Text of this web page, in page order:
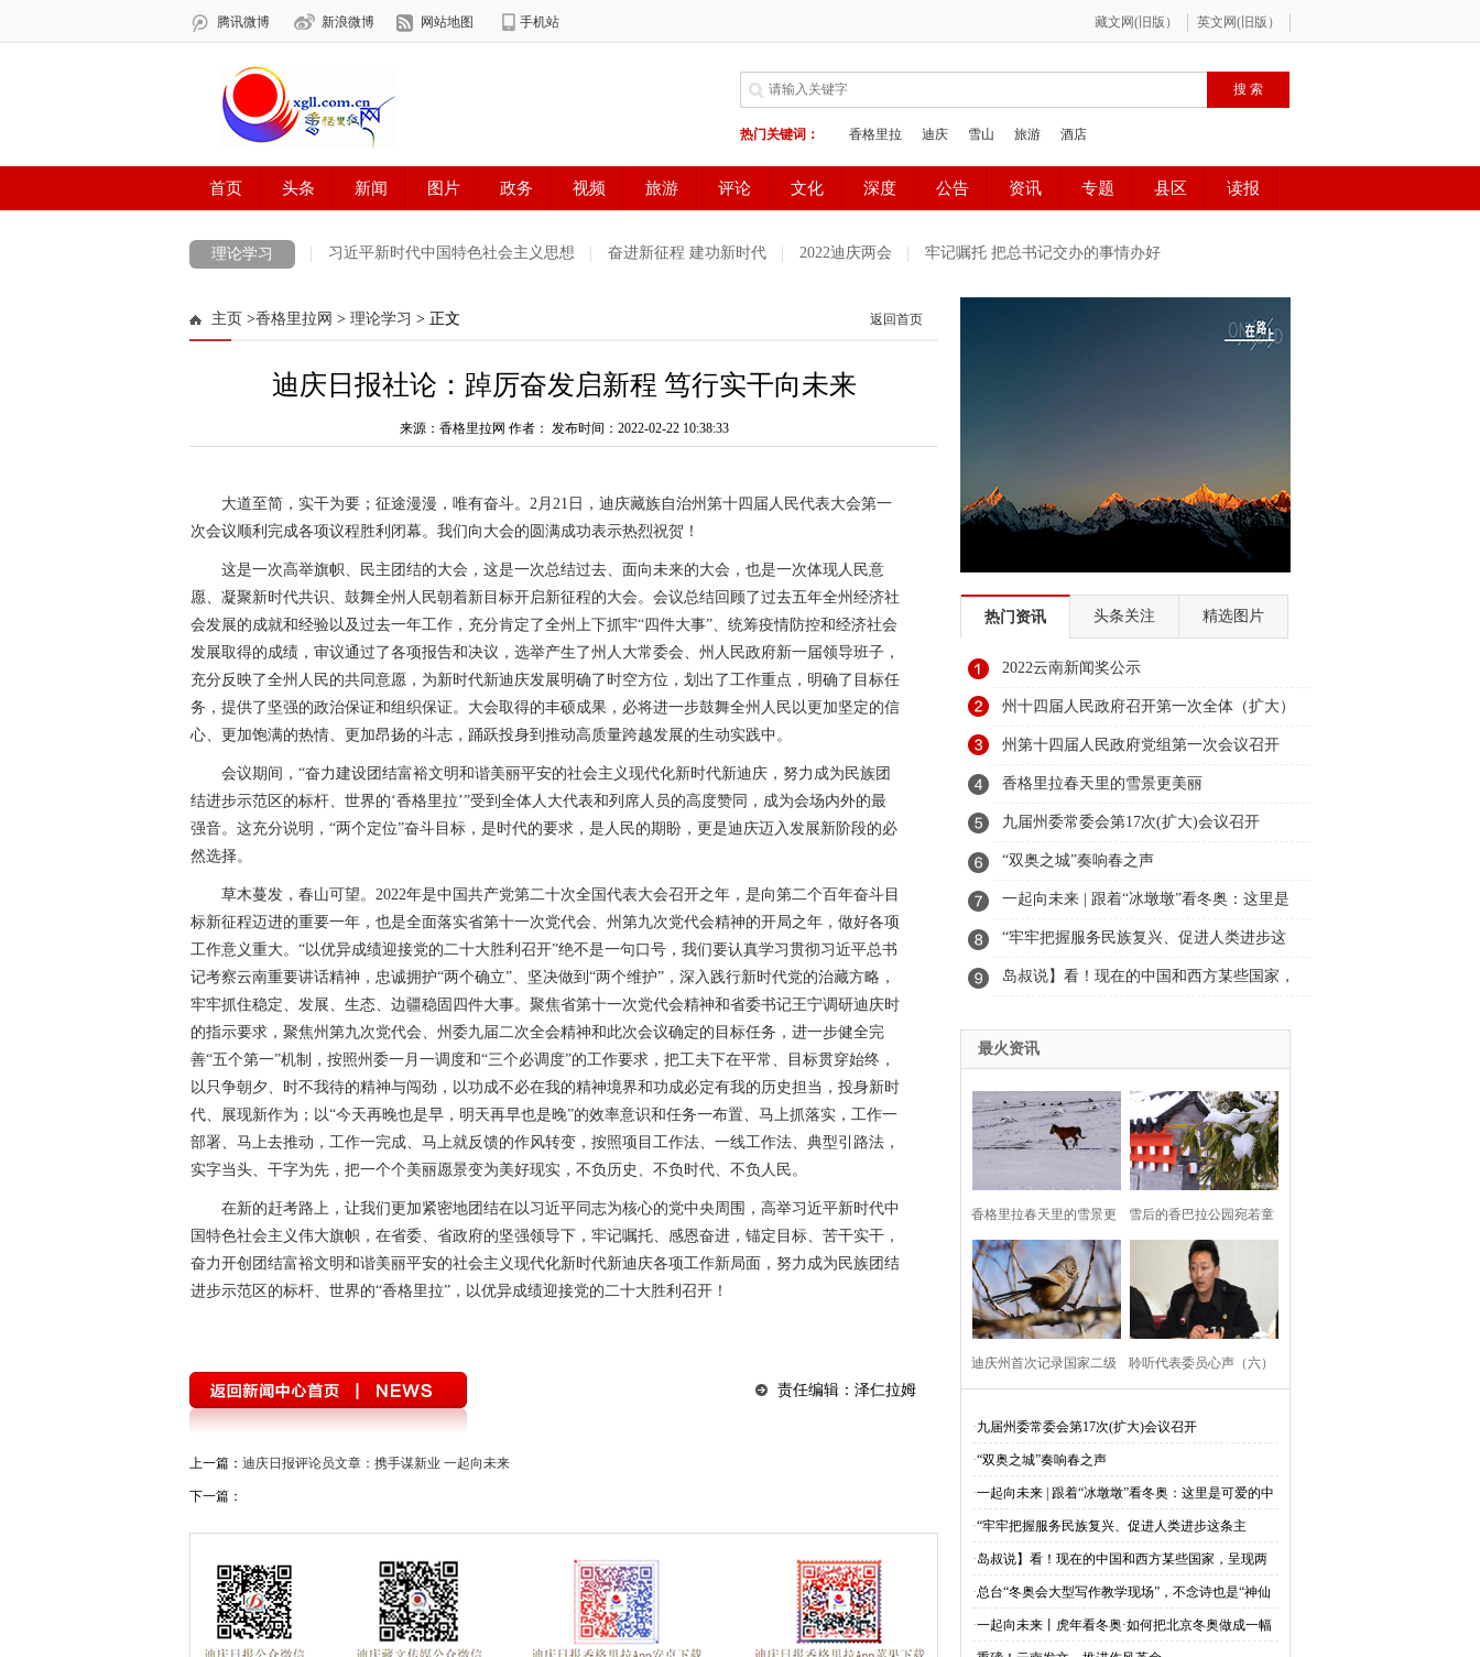
理论学习 习近平新时代中国特色社会主义思想 奋进新征程 建功新时代 2022迪庆两会 牢记嘱托 把总书记交办的事情办好
2022云南新闻奖公示 迪庆州第九次党代会
法治宣传一日一说法
习近平法治思想 学习贯彻党的十九届六中全会精神 2021国家网络安全宣传周 国际教育宣传
网络中国节·中秋 山河岁月 筑牢“反分裂 反渗透”铜墙铁壁
涉历史虚无主义有害信息举报专区 第二届“彩云杯”网评大赛
全民国家安全教育日 迪庆州生物多样性图片展示 创建生态文明示范州 展望十四五开启新征程
“致敬抗疫‘无名英雄’” 决战决胜脱贫攻坚每日一播报 众志成城 团结奋进 抗击疫情 预防艾滋 珍爱生命 “时代楷模”朱有勇
学习贯彻党的十九届四中全会精神 “不忘初心 牢记使命”主题教育 2018年“世界艾滋病日”宣传活动
习近平外交思想
“庆祝中华人民共和国成立70周年”优秀歌曲 坚持扫黄打非 2019年网络诚信宣传 迪庆“扶贫攻坚”手机摄影大赛 2018赛马节
坚决打赢脱贫攻坚战 绿水青山就是金山银山 壮阔东方潮 奋进新时代 崇尚英雄 精忠报国——我们家的报国故事
美丽中国长江行——共舞长江经济带·生态篇 纪念马克思诞辰200周年 2018年千名干部下基层促脱贫保稳定 2018全国两会 幸福的奋斗者
反邪教宣传教育 全面深化改革 迪庆在行动
学习贯彻党的十九大精神 党的十九大 不忘初心继续前进 迪庆藏族自治州成立60周年 拥护核心 心向北京
环境保护督察“回头看”整改专栏 习近平：绿水青山就是金山银山 喜迎十九大 砥砺奋进的五年
中国共产党云南省第十次代表大会 “聚焦中央经济工作会议”“治国理政进行时” 维西县移民局
森林防火人人有责 严禁一切野外用火 “挂包帮、走转访”
媒体眼中的斯那定珠 “两学一做”与党章党规“进党校、进课堂、进媒体” 迪庆最美人物发布厅 组织部换届 2016迪庆两会
理论学习 这三年 全面开展法治宣传教育 夯实依法治州工作基础 廉洁自律准则 学习贯彻落实十八届五中全会精神
迪庆首届手机图片微视频大赛 西藏成立50周年 纪念抗战胜利70周年 十三五规划建言献策 2015赛马节
中国梦高原情 环境综合整治建设美丽迪庆
三县一区 云南强基惠农 烟草 2014民运会 2014赛马节 州级道德模范候选人名单 2014迪庆两会 党的群众路线教育实践活动
2013赛马节 2013两会
学习杨善洲 报社“走转改”活动专栏
学习贯彻七一重要讲话精神 州第七次党代会 改革开放30年 解放思想
贯彻落实习近平考察云南讲话精神
香格里拉飞羽天堂 好网民看两会 网络中国节清明
社会主义核心价值观 习近平总书记在庆祝中国共产党成立一百周年大会上的讲话 网络中国节元宵
主页 >香格里拉网 > 理论学习 > 正文 返回首页
迪庆日报社论：踔厉奋发启新程 笃行实干向未来
来源：香格里拉网 作者： 发布时间：2022-02-22 10:38:33
大道至简，实干为要；征途漫漫，唯有奋斗。2月21日，迪庆藏族自治州第十四届人民代表大会第一
次会议顺利完成各项议程胜利闭幕。我们向大会的圆满成功表示热烈祝贺！
这是一次高举旗帜、民主团结的大会，这是一次总结过去、面向未来的大会，也是一次体现人民意
愿、凝聚新时代共识、鼓舞全州人民朝着新目标开启新征程的大会。会议总结回顾了过去五年全州经济社
会发展的成就和经验以及过去一年工作，充分肯定了全州上下抓牢“四件大事”、统筹疫情防控和经济社会
发展取得的成绩，审议通过了各项报告和决议，选举产生了州人大常委会、州人民政府新一届领导班子，
充分反映了全州人民的共同意愿，为新时代新迪庆发展明确了时空方位，划出了工作重点，明确了目标任
务，提供了坚强的政治保证和组织保证。大会取得的丰硕成果，必将进一步鼓舞全州人民以更加坚定的信
心、更加饱满的热情、更加昂扬的斗志，踊跃投身到推动高质量跨越发展的生动实践中。
会议期间，“奋力建设团结富裕文明和谐美丽平安的社会主义现代化新时代新迪庆，努力成为民族团
结进步示范区的标杆、世界的‘香格里拉’”受到全体人大代表和列席人员的高度赞同，成为会场内外的最
强音。这充分说明，“两个定位”奋斗目标，是时代的要求，是人民的期盼，更是迪庆迈入发展新阶段的必
然选择。
草木蔓发，春山可望。2022年是中国共产党第二十次全国代表大会召开之年，是向第二个百年奋斗目
标新征程迈进的重要一年，也是全面落实省第十一次党代会、州第九次党代会精神的开局之年，做好各项
工作意义重大。“以优异成绩迎接党的二十大胜利召开”绝不是一句口号，我们要认真学习贯彻习近平总书
记考察云南重要讲话精神，忠诚拥护“两个确立”、坚决做到“两个维护”，深入践行新时代党的治藏方略，
牢牢抓住稳定、发展、生态、边疆稳固四件大事。聚焦省第十一次党代会精神和省委书记王宁调研迪庆时
的指示要求，聚焦州第九次党代会、州委九届二次全会精神和此次会议确定的目标任务，进一步健全完
善“五个第一”机制，按照州委一月一调度和“三个必调度”的工作要求，把工夫下在平常、目标贯穿始终，
以只争朝夕、时不我待的精神与闯劲，以功成不必在我的精神境界和功成必定有我的历史担当，投身新时
代、展现新作为；以“今天再晚也是早，明天再早也是晚”的效率意识和任务一布置、马上抓落实，工作一
部署、马上去推动，工作一完成、马上就反馈的作风转变，按照项目工作法、一线工作法、典型引路法，
实字当头、干字为先，把一个个美丽愿景变为美好现实，不负历史、不负时代、不负人民。
在新的赶考路上，让我们更加紧密地团结在以习近平同志为核心的党中央周围，高举习近平新时代中
国特色社会主义伟大旗帜，在省委、省政府的坚强领导下，牢记嘱托、感恩奋进，锚定目标、苦干实干，
奋力开创团结富裕文明和谐美丽平安的社会主义现代化新时代新迪庆各项工作新局面，努力成为民族团结
进步示范区的标杆、世界的“香格里拉”，以优异成绩迎接党的二十大胜利召开！
责任编辑：泽仁拉姆
上一篇： 迪庆日报评论员文章：携手谋新业 一起向未来
下一篇：
热门资讯 头条关注 精选图片
2022云南新闻奖公示
州十四届人民政府召开第一次全体（扩大）
会议
州第十四届人民政府党组第一次会议召开
香格里拉春天里的雪景更美丽
九届州委常委会第17次(扩大)会议召开
“双奥之城”奏响春之声
一起向未来 | 跟着“冰墩墩”看冬奥：这里是
可爱的中国
“牢牢把握服务民族复兴、促进人类进步这
条主线”——“十个明确”彰显马克思主义中国
岛叔说】看！现在的中国和西方某些国家，
最火资讯
香格里拉春天里的雪景更
美丽
雪后的香巴拉公园宛若童
话世界
迪庆州首次记录国家二级 聆听代表委员心声（六）
·九届州委常委会第17次(扩大)会议召开
·“双奥之城”奏响春之声
·一起向未来 | 跟着“冰墩墩”看冬奥：这里是可爱的中
国
·“牢牢把握服务民族复兴、促进人类进步这条主
线”——“十个明确”彰显马克思主义中国化新飞跃述
评之九
·岛叔说】看！现在的中国和西方某些国家，呈现两
种不同的风景
·总台“冬奥会大型写作教学现场”，不念诗也是“神仙
文案”
·一起向未来丨虎年看冬奥·如何把北京冬奥做成一幅